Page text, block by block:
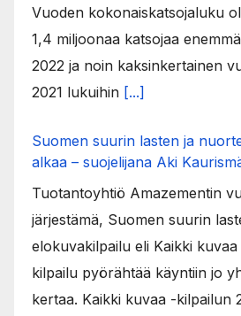
Vuoden kokonaiskatsojaluku
1,4 miljoonaa katsojaa
2022 ja noin kaksinkertainen
2021 lukuihin [...]
Suomen suurin lasten ja
alkaa – suojelijana Aki
Tuotantoyhtiö Amazementin
järjestämä, Suomen suurin
elokuvakilpailu eli Kaikki kuvaa
kilpailu pyörähtää käyntiin jo
kertaa. Kaikki kuvaa -kilpailun